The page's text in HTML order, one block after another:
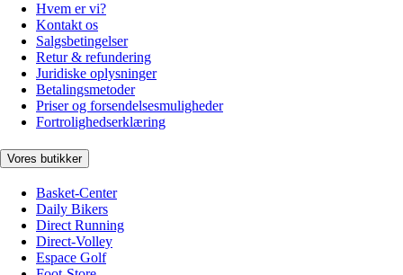
Hvem er vi?
Kontakt os
Salgsbetingelser
Retur & refundering
Juridiske oplysninger
Betalingsmetoder
Priser og forsendelsesmuligheder
Fortrolighedserklæring
Vores butikker
Basket-Center
Daily Bikers
Direct Running
Direct-Volley
Espace Golf